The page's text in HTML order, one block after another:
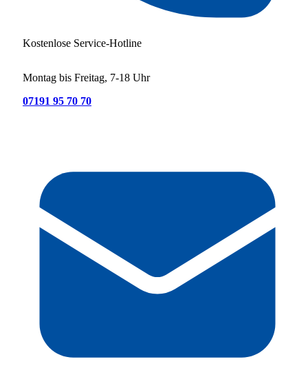
Kostenlose Service-Hotline
Montag bis Freitag, 7-18 Uhr
07191 95 70 70